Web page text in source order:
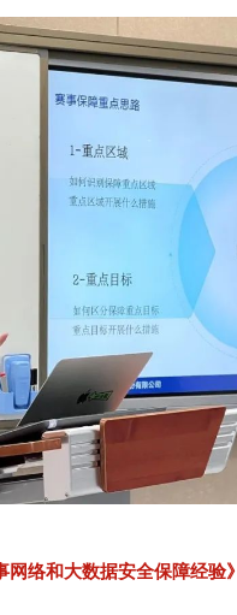
络和大数据安全保障经验》